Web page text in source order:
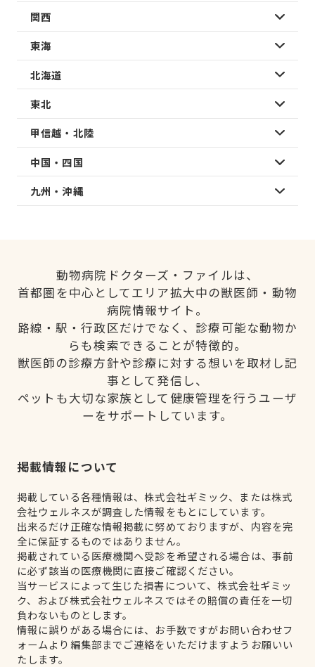
関西
東海
北海道
東北
甲信越・北陸
中国・四国
九州・沖縄
動物病院ドクターズ・ファイルは、
首都圏を中心としてエリア拡大中の獣医師・動物
病院情報サイト。
路線・駅・行政区だけでなく、診療可能な動物か
らも検索できることが特徴的。
獣医師の診療方針や診療に対する想いを取材し記
事として発信し、
ペットも大切な家族として健康管理を行うユーザ
ーをサポートしています。
掲載情報について
掲載している各種情報は、株式会社ギミック、または株式
会社ウェルネスが調査した情報をもとにしています。
出来るだけ正確な情報掲載に努めておりますが、内容を完
全に保証するものではありません。
掲載されている医療機関へ受診を希望される場合は、事前
に必ず該当の医療機関に直接ご確認ください。
当サービスによって生じた損害について、株式会社ギミッ
ク、および株式会社ウェルネスではその賠償の責任を一切
負わないものとします。
情報に誤りがある場合には、お手数ですがお問い合わせフ
ォームより編集部までご連絡をいただけますようお願いい
たします。